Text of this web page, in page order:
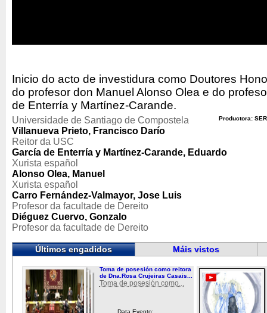
Inicio do acto de investidura como Doutores
do profesor don Manuel Alonso Olea e do
de Enterría y Martínez-Carande.
Productora:
Universidade de Santiago de Compostela
Villanueva Prieto, Francisco Darío
Reitor da USC
García de Enterría y Martínez-Carande, Eduardo
Xurista español
Alonso Olea, Manuel
Xurista español
Carro Fernández-Valmayor, Jose Luis
Profesor da facultade de Dereito
Diéguez Cuervo, Gonzalo
Profesor da facultade de Dereito
Últimos engadidos Máis vistos
Toma de posesión como reitora
de Dna.Rosa Crujeiras Casais...
Toma de posesión como...
Data Evento: